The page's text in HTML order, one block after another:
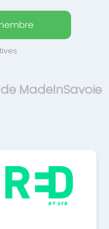
MadeInSavoie